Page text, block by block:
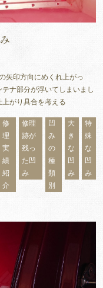
矢印方向にめくれ上がっ
ナ部分が浮いてしまいまし
がり具合を考える
修
理
実
績
紹
介
修理
跡が
残っ
た凹
み
凹
み
の
種
類
別
大
き
な
凹
み
特
殊
な
凹
み